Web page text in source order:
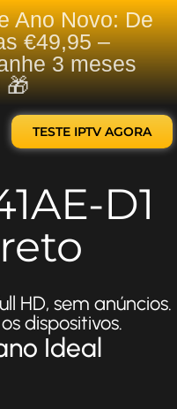
Ano Novo: De
€49,95 –
3 meses
🎁
TESTE IPTV AGORA
D1
HD, sem anúncios.
dispositivos.
Ideal